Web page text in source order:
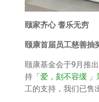
颐家齐心 耆乐无穷
颐康首届员工慈善抽
颐康基金会于9月推
持「爱，刻不容缓
工的支持，我们已售